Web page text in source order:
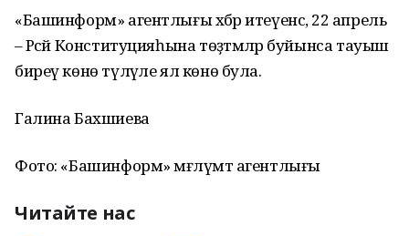
«Башинформ» агентлығы хәбәр итеүенсә, 22 апрель
– Рәсәй Конституцияһына төҙәтмәләр буйынса тауыш
биреү көнө түләүле ял көнө була.
Галина Бахшиева
Фото: «Башинформ» мәғлүмәт агентлығы
Читайте нас